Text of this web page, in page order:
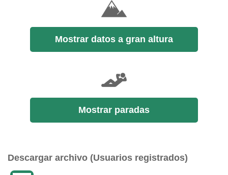
Mostrar datos a gran altura
Mostrar paradas
Descargar archivo (Usuarios registrados)